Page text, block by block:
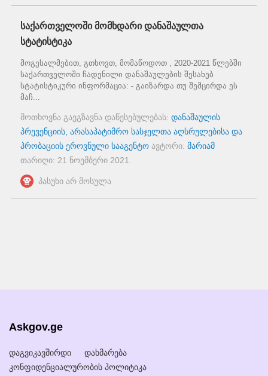
საქართველოში მომხდარი დანაშაულთა
სტატისტიკა
მოგესალმებით, გთხოვთ, მომაწოდოთ , 2020-2021 წლებში
საქართველოში ჩადენილი დანაშაულების შესახებ
სტატისტიკური ინფორმაცია: - გაიზარდა თუ შემცირდა ეს
მაჩ...
მოთხოვნა გაეგზავნა დაწესებულებას: დანაშაულის
პრევენციის, არასაპატიმრო სასჯელთა აღსრულებისა და
პრობაციის ეროვნული სააგენტო ავტორი: მარიამ
თარიღი: 21 ნოემბერი 2021
პასუხი არ მოსულა
Askgov.ge
დაგვიკავშირდი
დახმარება
კონფიდენციალურობის პოლიტიკა